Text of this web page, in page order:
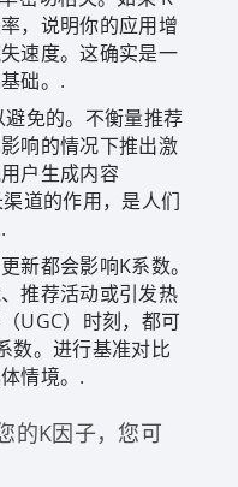
，说明你的应用增
速度。这确实是一
础。.
免的。不衡量推荐
响的情况下推出激
户生成内容
渠道的作用，是人们
新都会影响K系数。
推荐活动或引发热
UGC）时刻，都可
数。进行基准对比
情境。.
的K因子，您可